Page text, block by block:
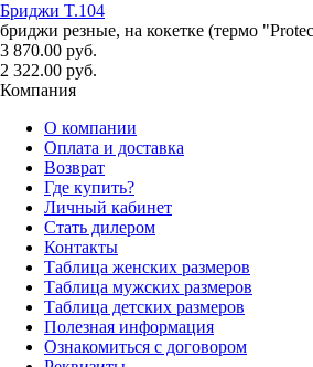
Бриджи T.104
бриджи резные, на кокетке (термо
3 870.00 руб.
2 322.00 руб.
Компания
О компании
Оплата и доставка
Возврат
Где купить?
Личный кабинет
Стать дилером
Контакты
Таблица женских размеров
Таблица мужских размеров
Таблица детских размеров
Полезная информация
Ознакомиться с договором